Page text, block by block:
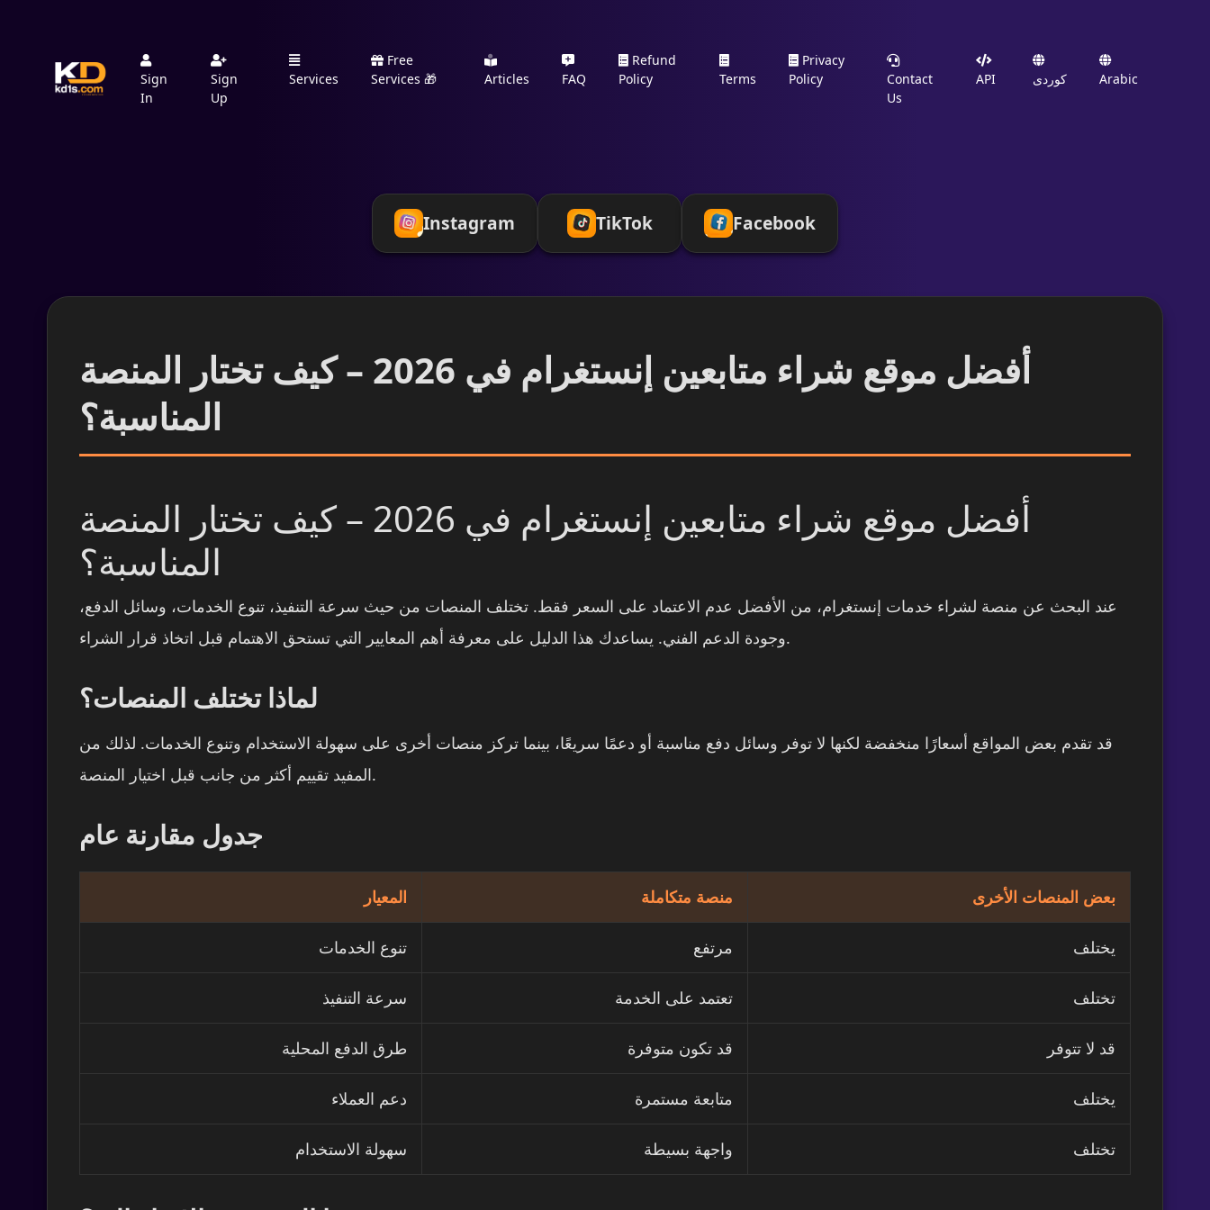
Sign
In
Sign
Up
Services
Free
Services 🎁
Articles FAQ
Refund
Policy
Terms
Privacy
Policy
Contact
Us
API کوردی Arabic
Instagram TikTok Facebook
أفضل موقع شراء متابعين إنستغرام في 2026 – كيف تختار المنصة
المناسبة؟
أفضل موقع شراء متابعين إنستغرام في 2026 – كيف تختار المنصة
المناسبة؟
عند البحث عن منصة لشراء خدمات إنستغرام، من الأفضل عدم الاعتماد على السعر فقط. تختلف المنصات من حيث سرعة التنفيذ، تنوع الخدمات، وسائل الدفع،
وجودة الدعم الفني. يساعدك هذا الدليل على معرفة أهم المعايير التي تستحق الاهتمام قبل اتخاذ قرار الشراء.
لماذا تختلف المنصات؟
قد تقدم بعض المواقع أسعارًا منخفضة لكنها لا توفر وسائل دفع مناسبة أو دعمًا سريعًا، بينما تركز منصات أخرى على سهولة الاستخدام وتنوع الخدمات. لذلك من
المفيد تقييم أكثر من جانب قبل اختيار المنصة.
جدول مقارنة عام
المعيار منصة متكاملة بعض المنصات الأخرى
تنوع الخدمات مرتفع يختلف
سرعة التنفيذ تعتمد على الخدمة تختلف
طرق الدفع المحلية قد تكون متوفرة قد لا تتوفر
دعم العملاء متابعة مستمرة يختلف
سهولة الاستخدام واجهة بسيطة تختلف